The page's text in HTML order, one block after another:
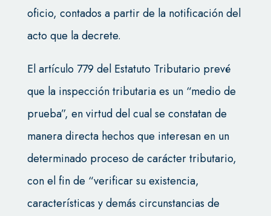
oficio, contados a partir de la notificación del
acto que la decrete.
El artículo 779 del Estatuto Tributario prevé
que la inspección tributaria es un “medio de
prueba”, en virtud del cual se constatan de
manera directa hechos que interesan en un
determinado proceso de carácter tributario,
con el fin de “verificar su existencia,
características y demás circunstancias de